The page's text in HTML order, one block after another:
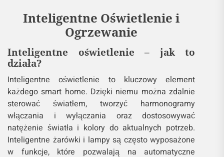
Inteligentne Oświetlenie i
Ogrzewanie
Inteligentne oświetlenie – jak to
działa?
Inteligentne oświetlenie to kluczowy element
każdego smart home. Dzięki niemu można zdalnie
sterować światłem, tworzyć harmonogramy
włączania i wyłączania oraz dostosowywać
natężenie światła i kolory do aktualnych potrzeb.
Inteligentne żarówki i lampy są często wyposażone
w funkcje, które pozwalają na automatyczne